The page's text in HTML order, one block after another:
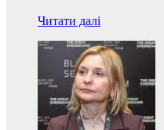
Читати далі